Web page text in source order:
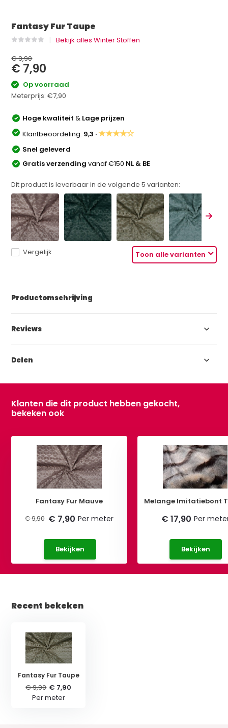
Fantasy Fur Taupe
Bekijk alles Winter Stoffen
€ 9,90
€ 7,90
Op voorraad
Meterprijs:€7,90
Hoge kwaliteit& Lage prijzen
Klantbeoordeling: 9,3 ·★★★★☆
Snel geleverd
Gratis verzendingvanaf €150 NL & BE
Dit product is leverbaar in de volgende5 varianten:
Toon alle varianten
Vergelijk
Productomschrijving
Reviews
Delen
Klanten die dit product hebben gekocht,
bekeken ook
Fantasy Fur Mauve
€ 9,90 € 7,90 Per meter
Bekijken
Melange Imitatiebont
€ 17,90 Per
Bekijken
Recent bekeken
Fantasy Fur Taupe
€ 9,90 € 7,90
Per meter